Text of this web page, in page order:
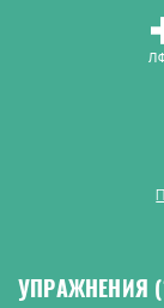
УПРАЖНЕНИЯ